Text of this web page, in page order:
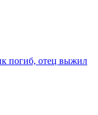
погиб, отец выжил